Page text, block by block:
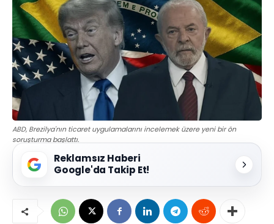
ABD, Brezilya'nın ticaret uygulamalarını incelemek üzere yeni bir ön
soruşturma başlattı.
Reklamsız Haberi
Google'da Takip Et!